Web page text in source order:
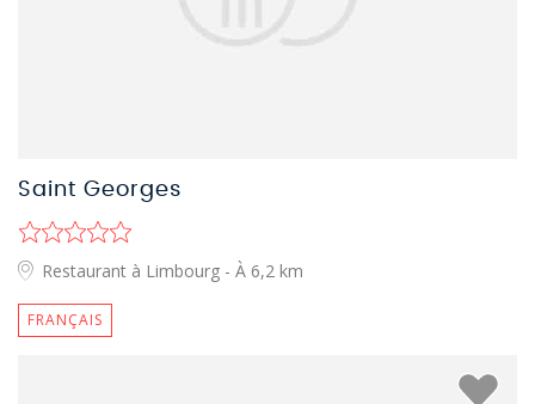
Saint Georges
Restaurant à Limbourg - À 6,2 km
FRANÇAIS